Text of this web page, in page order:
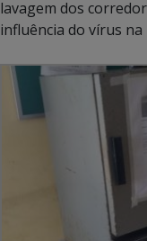
lavagem dos
influência do vírus